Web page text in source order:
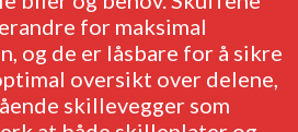
for maksimal
og de er låsbare for å sikre
oversikt over delene,
skillevegger som